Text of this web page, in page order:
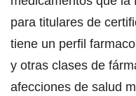
para titulares de
tiene un perfil
y otras clases de
afecciones de salud